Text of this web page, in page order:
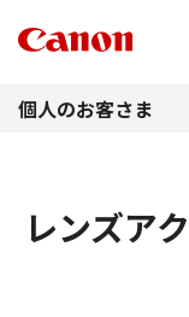
個人のお客さま
レンズア